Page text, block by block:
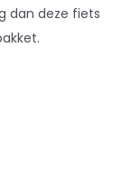
dan deze fiets